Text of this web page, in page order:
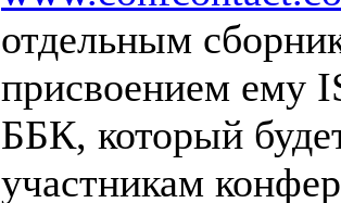
отдельным
присвоением ему
ББК, который
участникам